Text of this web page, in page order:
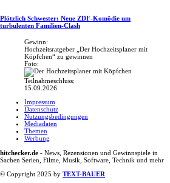
Plötzlich Schwester: Neue ZDF-Komödie um
turbulenten Familien-Clash
Gewinn:
Hochzeitsratgeber „Der Hochzeitsplaner mit
Köpfchen“ zu gewinnen
Foto:
Teilnahmeschluss:
15.09.2026
Impressum
Datenschutz
Nutzungsbedingungen
Mediadaten
Themen
Werbung
hitchecker.de - News, Rezensionen und Gewinnspiele in
Sachen Serien, Filme, Musik, Software, Technik und mehr
© Copyright 2025 by TEXT-BAUER